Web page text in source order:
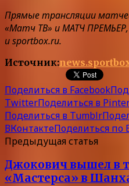
Прямые трансляции
«Матч ТВ» и МАТЧ
и sportbox.ru.
Источник:
Поделиться в Facebook
TwitterПоделиться в
Поделиться в Tumblr
ВКонтактеПоделиться по
Предыдущая статья
Джокович вышел в
«Мастерса» в